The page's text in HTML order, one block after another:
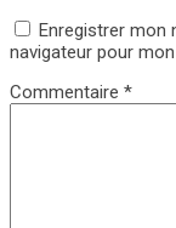
Enregistrer mon
navigateur pour
Commentaire *